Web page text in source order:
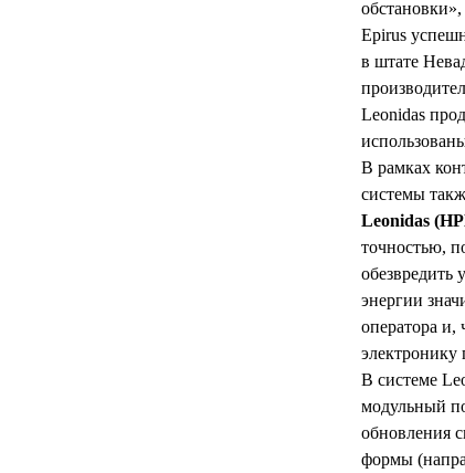
Epirus
в штате
Leonidas
В рамках
системы
Leonidas
точностью,
обезвредить
энергии
оператора и,
В системе
модульный
обновления
формы